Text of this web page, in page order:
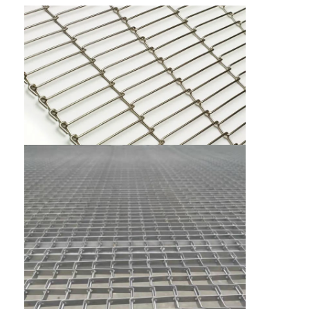
Plat de chaîne de convoyeur
Mesh Belt photovoltaïque solaire
Chaîne Mesh Belt
Ceinture en spirale de congélateur
Oven Conveyor Belt